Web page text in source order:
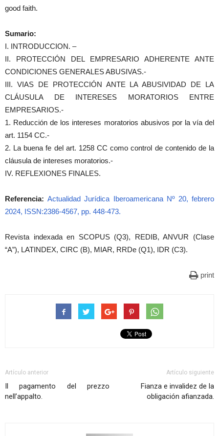
good faith.
Sumario:
I. INTRODUCCION. –
II. PROTECCIÓN DEL EMPRESARIO ADHERENTE ANTE
CONDICIONES GENERALES ABUSIVAS.-
III. VIAS DE PROTECCIÓN ANTE LA ABUSIVIDAD DE LA
CLÁUSULA DE INTERESES MORATORIOS ENTRE
EMPRESARIOS.-
1. Reducción de los intereses moratorios abusivos por la vía del
art. 1154 CC.-
2. La buena fe del art. 1258 CC como control de contenido de la
cláusula de intereses moratorios.-
IV. REFLEXIONES FINALES.
Referencia: Actualidad Jurídica Iberoamericana Nº 20, febrero
2024, ISSN:2386-4567, pp. 448-473.
Revista indexada en SCOPUS (Q3), REDIB, ANVUR (Clase
“A”), LATINDEX, CIRC (B), MIAR, RRDe (Q1), IDR (C3).
print
Artículo anterior
Il pagamento del prezzo
nell’appalto.
Artículo siguiente
Fianza e invalidez de la
obligación afianzada.